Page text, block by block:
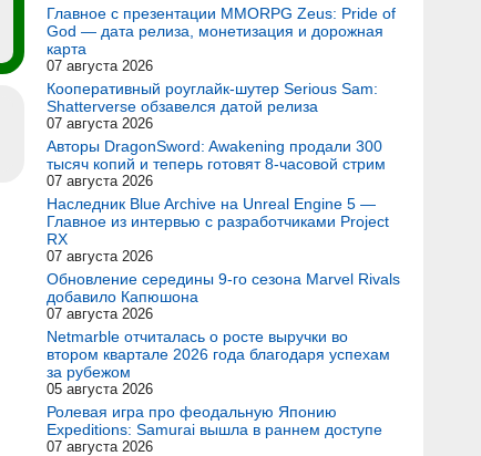
Главное с презентации MMORPG Zeus: Pride of
God — дата релиза, монетизация и дорожная
карта
07 августа 2026
Кооперативный роуглайк-шутер Serious Sam:
Shatterverse обзавелся датой релиза
07 августа 2026
Авторы DragonSword: Awakening продали 300
тысяч копий и теперь готовят 8-часовой стрим
07 августа 2026
Наследник Blue Archive на Unreal Engine 5 —
Главное из интервью с разработчиками Project
RX
07 августа 2026
Обновление середины 9-го сезона Marvel Rivals
добавило Капюшона
07 августа 2026
Netmarble отчиталась о росте выручки во
втором квартале 2026 года благодаря успехам
за рубежом
05 августа 2026
Ролевая игра про феодальную Японию
Expeditions: Samurai вышла в раннем доступе
07 августа 2026